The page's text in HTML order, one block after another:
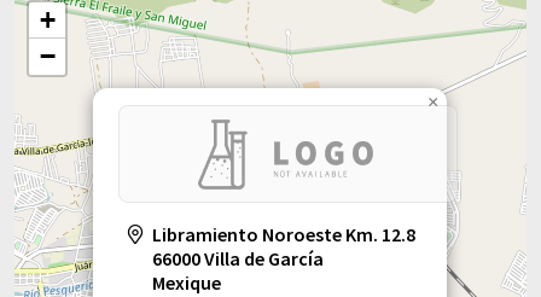
Libramiento Noroeste Km. 12.8
66000 Villa de García
Mexique
×
+
−